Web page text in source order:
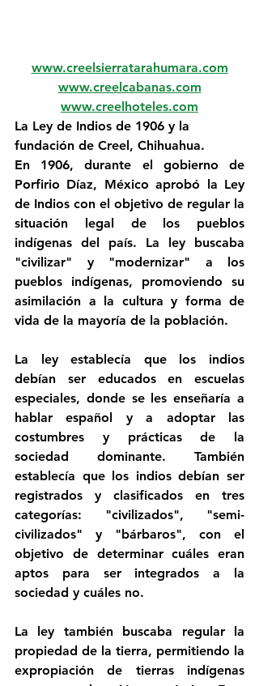
www.creelsierratarahumara.com
www.creelcabanas.com
www.creelhoteles.com
La Ley de Indios de 1906 y la
fundación de Creel, Chihuahua.
En 1906, durante el gobierno de
Porfirio Díaz, México aprobó la Ley
de Indios con el objetivo de regular la
situación legal de los pueblos
indígenas del país. La ley buscaba
"civilizar" y "modernizar" a los
pueblos indígenas, promoviendo su
asimilación a la cultura y forma de
vida de la mayoría de la población.
La ley establecía que los indios
debían ser educados en escuelas
especiales, donde se les enseñaría a
hablar español y a adoptar las
costumbres y prácticas de la
sociedad dominante. También
establecía que los indios debían ser
registrados y clasificados en tres
categorías: "civilizados", "semi-
civilizados" y "bárbaros", con el
objetivo de determinar cuáles eran
aptos para ser integrados a la
sociedad y cuáles no.
La ley también buscaba regular la
propiedad de la tierra, permitiendo la
expropiación de tierras indígenas